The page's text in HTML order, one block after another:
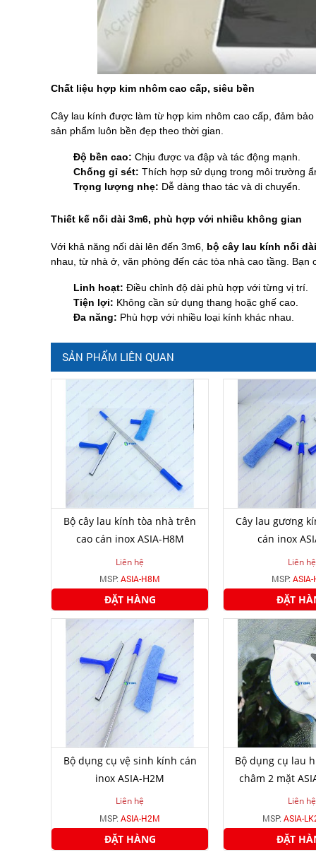
Chất liệu hợp kim nhôm cao cấp, siêu bền
Cây lau kính được làm từ hợp kim nhôm cao cấp, đảm
sản phẩm luôn bền đẹp theo thời gian.
Độ bền cao: Chịu được va đập và tác động mạnh.
Chống gỉ sét: Thích hợp sử dụng trong môi trường
Trọng lượng nhẹ: Dễ dàng thao tác và di chuyển.
Thiết kế nối dài 3m6, phù hợp với nhiều không gian
Với khả năng nối dài lên đến 3m6, bộ cây lau kính nối
nhau, từ nhà ở, văn phòng đến các tòa nhà cao tầng.
Linh hoạt: Điều chỉnh độ dài phù hợp với từng vị trí.
Tiện lợi: Không cần sử dụng thang hoặc ghế cao.
Đa năng: Phù hợp với nhiều loại kính khác nhau.
SẢN PHẨM LIÊN QUAN
Bộ cây lau kính tòa nhà trên
cao cán inox ASIA-H8M
Liên hệ
MSP: ASIA-H8M
ĐẶT HÀNG
Cây lau gương
cán inox
Liên hệ
MSP:
ĐẶT
Bộ dụng cụ vệ sinh kính cán
inox ASIA-H2M
Liên hệ
MSP: ASIA-H2M
ĐẶT HÀNG
Bộ dụng cụ lau
châm 2 mặt
Liên hệ
MSP: ASIA-
ĐẶT